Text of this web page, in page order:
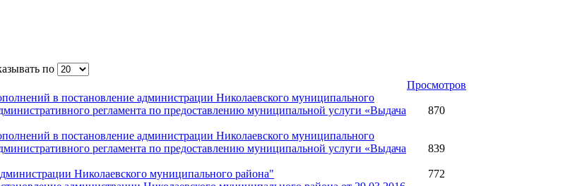
по
Просмотров
в постановление администрации Николаевского муниципального
регламента по предоставлению муниципальной услуги «Выдача
870
в постановление администрации Николаевского муниципального
регламента по предоставлению муниципальной услуги «Выдача
839
Николаевского муниципального района" 772